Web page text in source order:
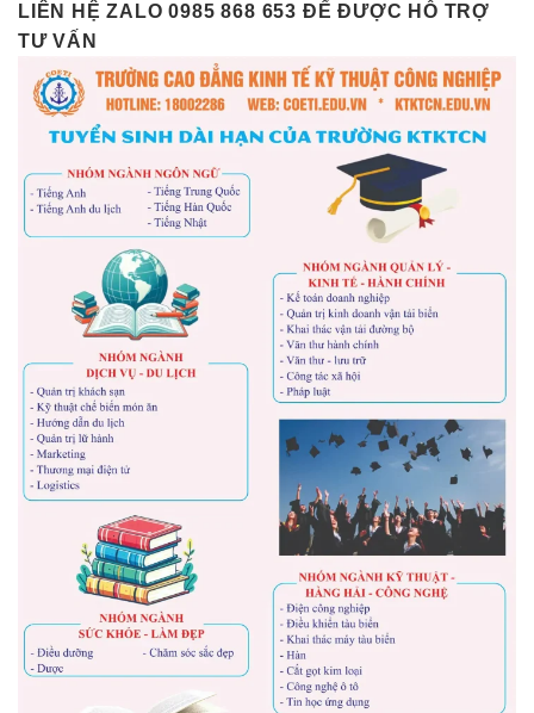
LIÊN HỆ ZALO 0985 868 653 ĐỂ ĐƯỢC HỖ TRỢ
TƯ VẤN